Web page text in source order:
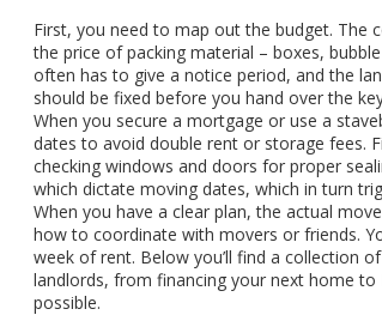
First, you need to map out the budget. The
the price of packing material – boxes,
often has to give a notice period, and the
should be fixed before you hand over the
When you secure a mortgage or use a
dates to avoid double rent or storage fees.
checking windows and doors for proper
which dictate moving dates, which in turn
When you have a clear plan, the actual
how to coordinate with movers or friends.
week of rent. Below you’ll find a collection
landlords, from financing your next home
possible.